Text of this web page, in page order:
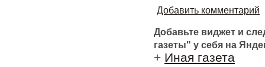
Добавить комментарий
Добавьте виджет и
газеты" у себя на
+ Иная газета